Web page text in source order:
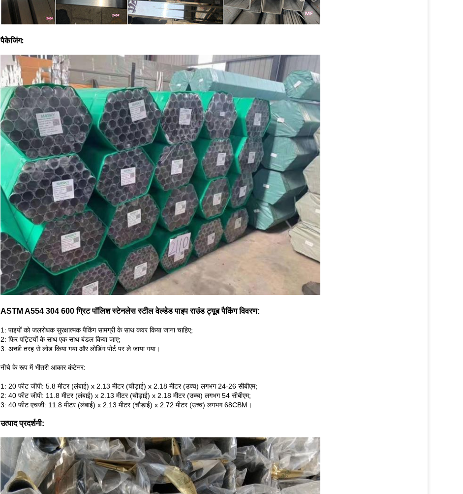
पैकेजिंग:
ASTM A554 304 600 ग्रिट पॉलिश स्टेनलेस स्टील वेल्डेड पाइप राउंड ट्यूब पैकिंग विवरण:
1: पाइपों को जलरोधक सुरक्षात्मक पैकिंग सामग्री के साथ कवर किया जाना चाहिए;
2: फिर पट्टियों के साथ एक साथ बंडल किया जाए;
3: अच्छी तरह से लोड किया गया और लोडिंग पोर्ट पर ले जाया गया।
नीचे के रूप में भीतरी आकार कंटेनर:
1: 20 फीट जीपी: 5.8 मीटर (लंबाई) x 2.13 मीटर (चौड़ाई) x 2.18 मीटर (उच्च) लगभग 24-26 सीबीएम;
2: 40 फीट जीपी: 11.8 मीटर (लंबाई) x 2.13 मीटर (चौड़ाई) x 2.18 मीटर (उच्च) लगभग 54 सीबीएम;
3: 40 फीट एचजी: 11.8 मीटर (लंबाई) x 2.13 मीटर (चौड़ाई) x 2.72 मीटर (उच्च) लगभग 68CBM।
उत्पाद प्रदर्शनी: